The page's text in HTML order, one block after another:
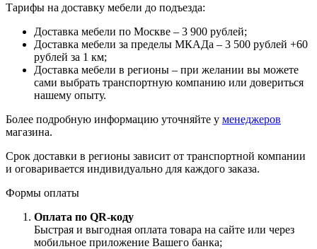
Тарифы на доставку мебели до подъезда:
Доставка мебели по Москве – 3 900 рублей;
Доставка мебели за пределы МКАДа – 3 500 рублей +60
рублей за 1 км;
Доставка мебели в регионы – при желании вы можете
сами выбрать транспортную компанию или довериться
нашему опыту.
Более подробную информацию уточняйте у менеджеров
магазина.
Срок доставки в регионы зависит от транспортной компании
и оговаривается индивидуально для каждого заказа.
Формы оплаты
Оплата по QR-коду
Быстрая и выгодная оплата товара на сайте или через
мобильное приложение Вашего банка;